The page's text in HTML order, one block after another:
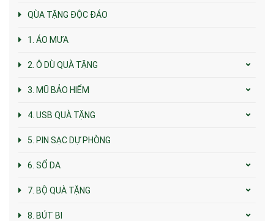
QÙA TẶNG ĐỘC ĐÁO
1. ÁO MƯA
2. Ô DÙ QUÀ TẶNG
3. MŨ BẢO HIỂM
4. USB QUÀ TẶNG
5. PIN SẠC DỰ PHÒNG
6. SỔ DA
7. BỘ QUÀ TẶNG
8. BÚT BI